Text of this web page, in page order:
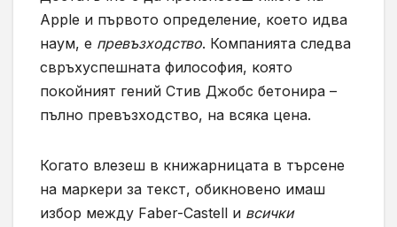
Apple и първото определение, което идва
наум, е превъзходство. Компанията следва
свръхуспешната философия, която
покойният гений Стив Джобс бетонира –
пълно превъзходство, на всяка цена.
Когато влезеш в книжарницата в търсене
на маркери за текст, обикновено имаш
избор между Faber-Castell и всички